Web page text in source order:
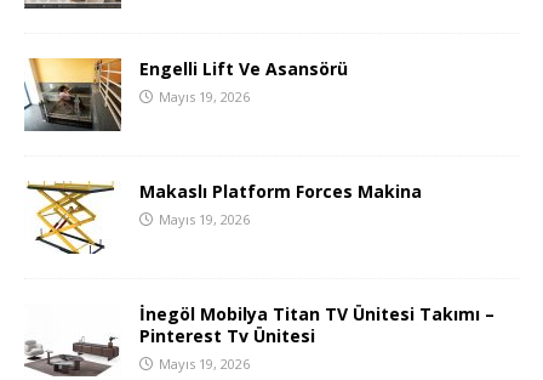
Engelli Lift Ve Asansörü
Mayıs 19, 2026
Makaslı Platform Forces Makina
Mayıs 19, 2026
İnegöl Mobilya Titan TV Ünitesi Takımı –
Pinterest Tv Ünitesi
Mayıs 19, 2026